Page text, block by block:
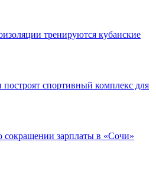
тренируются кубанские
спортивный комплекс для
сокращении зарплаты в «Сочи»